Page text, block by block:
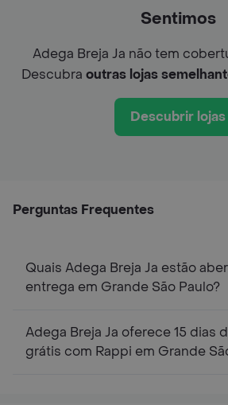
Sentimos
Adega Breja Ja não tem
Descubra outras lojas
Descubrir lojas
Perguntas Frequentes
Quais Adega Breja Ja estão
entrega em Grande São Paulo?
Adega Breja Ja oferece 15 dias
grátis com Rappi em Grande